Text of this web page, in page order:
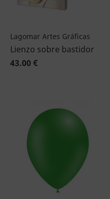
Lagomar Artes Gráficas
Lienzo sobre bastidor
43.00 €